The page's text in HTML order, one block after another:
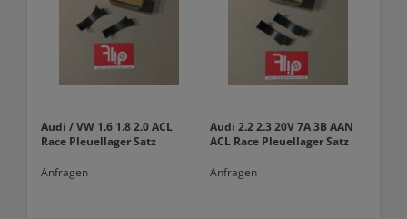
Audi / VW 1.6 1.8 2.0 ACL
Race Pleuellager Satz
Anfragen
Audi 2.2 2.3 20V 7A 3B AAN
ACL Race Pleuellager Satz
Anfragen